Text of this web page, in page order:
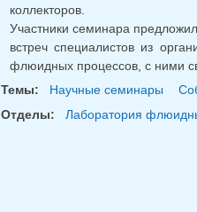
коллекторов.
Участники семинара
встреч специалистов из
флюидных процессов, с ними
Темы:
Научные семинары
Отделы:
Лаборатория